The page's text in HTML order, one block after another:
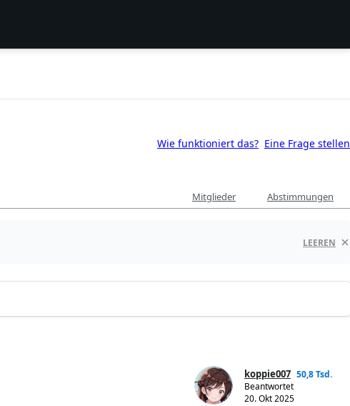
Wie funktioniert das? Eine Frage stellen
Mitglieder Abstimmungen
LEEREN
koppie007 50,8 Tsd.
Beantwortet
20. Okt 2025